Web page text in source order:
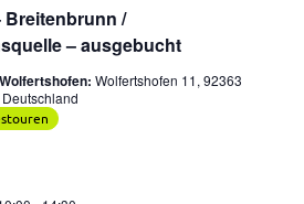
Breitenbrunn /
– ausgebucht
Wolfertshofen 11, 92363